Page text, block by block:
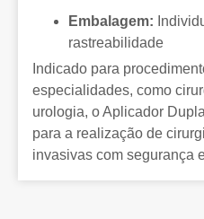
Embalagem:
rastreabilidade
Indicado para
especialidades, como
urologia, o Aplicador
para a realização de
invasivas com segurança